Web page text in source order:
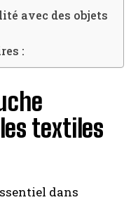
avec des objets
:
textiles
dans